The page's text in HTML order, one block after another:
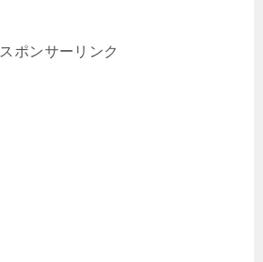
スポンサーリンク